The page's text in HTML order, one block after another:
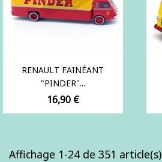
RENAULT FAINÉANT
"PINDER"...
Prix
16,90 €
Affichage 1-24 de 351 article(s)